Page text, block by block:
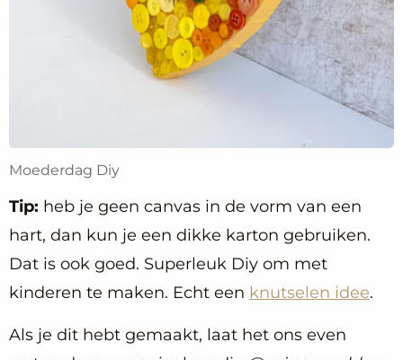
Moederdag Diy
Tip: heb je geen canvas in de vorm van een
hart, dan kun je een dikke karton gebruiken.
Dat is ook goed. Superleuk Diy om met
kinderen te maken. Echt een knutselen idee.
Als je dit hebt gemaakt, laat het ons even